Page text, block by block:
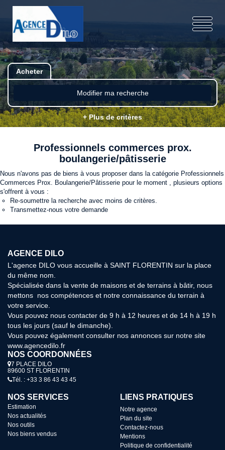
Acheter
Modifier ma recherche
+ Plus de critères
Professionnels commerces prox.
boulangerie/pâtisserie
Nous n'avons pas de biens à vous proposer dans la catégorie Professionnels
Commerces Prox. Boulangerie/Pâtisserie pour le moment , plusieurs options
s'offrent à vous :
Re-soumettre la recherche avec moins de critères.
Transmettez-nous votre demande
AGENCE DILO
L'agence DILO vous accueille à SAINT FLORENTIN sur la place
du même nom.
Spécialisée dans la vente de maisons et de terrains à bâtir, nous
mettons nos compétences et notre connaissance du terrain à
votre service.
Vous pouvez nous contacter de 9 h à 12 heures et de 14 h à 19 h
tous les jours (sauf le dimanche).
Vous pouvez également consulter nos annonces sur notre site
www.agencedilo.fr
NOS COORDONNÉES
7 PLACE DILO
89600 ST FLORENTIN
Tél. : +33 3 86 43 43 45
NOS SERVICES
Estimation
Nos actualités
Nos outils
Nos biens vendus
LIENS PRATIQUES
Notre agence
Plan du site
Contactez-nous
Mentions
Politique de confidentialité